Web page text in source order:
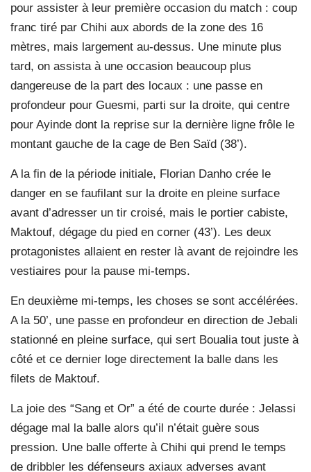
pour assister à leur première occasion du match : coup
franc tiré par Chihi aux abords de la zone des 16
mètres, mais largement au-dessus. Une minute plus
tard, on assista à une occasion beaucoup plus
dangereuse de la part des locaux : une passe en
profondeur pour Guesmi, parti sur la droite, qui centre
pour Ayinde dont la reprise sur la dernière ligne frôle le
montant gauche de la cage de Ben Saïd (38’).
A la fin de la période initiale, Florian Danho crée le
danger en se faufilant sur la droite en pleine surface
avant d’adresser un tir croisé, mais le portier cabiste,
Maktouf, dégage du pied en corner (43’). Les deux
protagonistes allaient en rester là avant de rejoindre les
vestiaires pour la pause mi-temps.
En deuxième mi-temps, les choses se sont accélérées.
A la 50’, une passe en profondeur en direction de Jebali
stationné en pleine surface, qui sert Boualia tout juste à
côté et ce dernier loge directement la balle dans les
filets de Maktouf.
La joie des “Sang et Or” a été de courte durée : Jelassi
dégage mal la balle alors qu’il n’était guère sous
pression. Une balle offerte à Chihi qui prend le temps
de dribbler les défenseurs axiaux adverses avant